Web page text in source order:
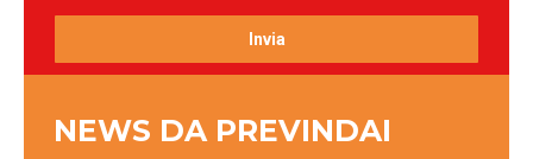
NEWS DA PREVINDAI